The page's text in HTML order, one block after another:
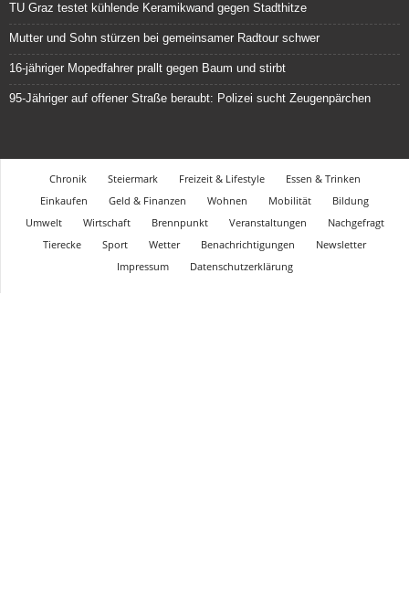
TU Graz testet kühlende Keramikwand gegen Stadthitze
Mutter und Sohn stürzen bei gemeinsamer Radtour schwer
16-jähriger Mopedfahrer prallt gegen Baum und stirbt
95-Jähriger auf offener Straße beraubt: Polizei sucht Zeugenpärchen
Chronik Steiermark Freizeit & Lifestyle
Essen & Trinken
Einkaufen
Geld & Finanzen Wohnen Mobilität
Bildung
Umwelt
Wirtschaft Brennpunkt Veranstaltungen
Nachgefragt
Tierecke
Sport Wetter Benachrichtigungen
Newsletter
Impressum
Datenschutzerklärung